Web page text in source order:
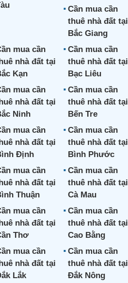
Cần mua cần
thuê nhà đất tại
Bắc Giang
mua cần
nhà đất tại
Kạn
Cần mua cần
thuê nhà đất tại
Bạc Liêu
mua cần
nhà đất tại
Ninh
Cần mua cần
thuê nhà đất tại
Bến Tre
mua cần
nhà đất tại
Định
Cần mua cần
thuê nhà đất tại
Bình Phước
mua cần
nhà đất tại
Thuận
Cần mua cần
thuê nhà đất tại
Cà Mau
mua cần
nhà đất tại
Thơ
Cần mua cần
thuê nhà đất tại
Cao Bằng
mua cần
nhà đất tại
Lắk
Cần mua cần
thuê nhà đất tại
Đắk Nông